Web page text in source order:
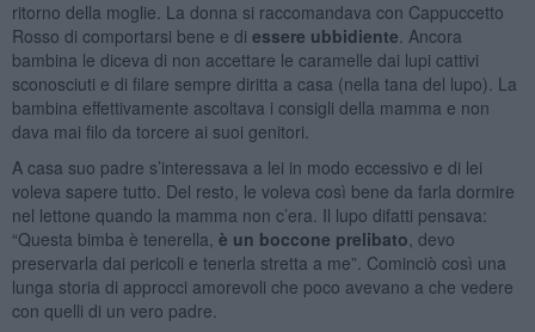
ritorno della moglie. La donna si raccomandava con Cappuccetto
Rosso di comportarsi bene e di essere ubbidiente . Ancora
bambina le diceva di non accettare le caramelle dai lupi cattivi
sconosciuti e di filare sempre diritta a casa (nella tana del lupo). La
bambina effettivamente ascoltava i consigli della mamma e non
dava mai filo da torcere ai suoi genitori.
A casa suo padre s’interessava a lei in modo eccessivo e di lei
voleva sapere tutto. Del resto, le voleva così bene da farla dormire
nel lettone quando la mamma non c’era. Il lupo difatti pensava:
“Questa bimba è tenerella, è un boccone prelibato , devo
preservarla dai pericoli e tenerla stretta a me”. Cominciò così una
lunga storia di approcci amorevoli che poco avevano a che vedere
con quelli di un vero padre.